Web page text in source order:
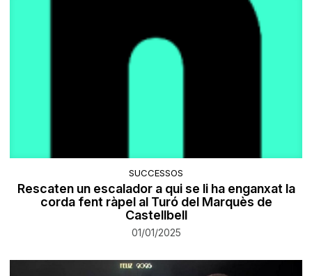
SUCCESSOS
Rescaten un escalador a qui se li ha enganxat la
corda fent ràpel al Turó del Marquès de
Castellbell
01/01/2025